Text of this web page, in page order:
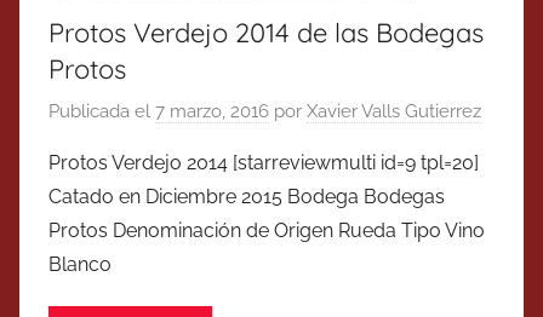
Protos Verdejo 2014 de las Bodegas
Protos
Publicada el 7 marzo, 2016 por Xavier Valls Gutierrez
Protos Verdejo 2014 [starreviewmulti id=9 tpl=20]
Catado en Diciembre 2015 Bodega Bodegas
Protos Denominación de Origen Rueda Tipo Vino
Blanco